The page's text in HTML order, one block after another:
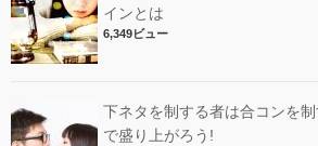
インとは
6,349ビュー
下ネタを制する者は合コンを
で盛り上がろう!